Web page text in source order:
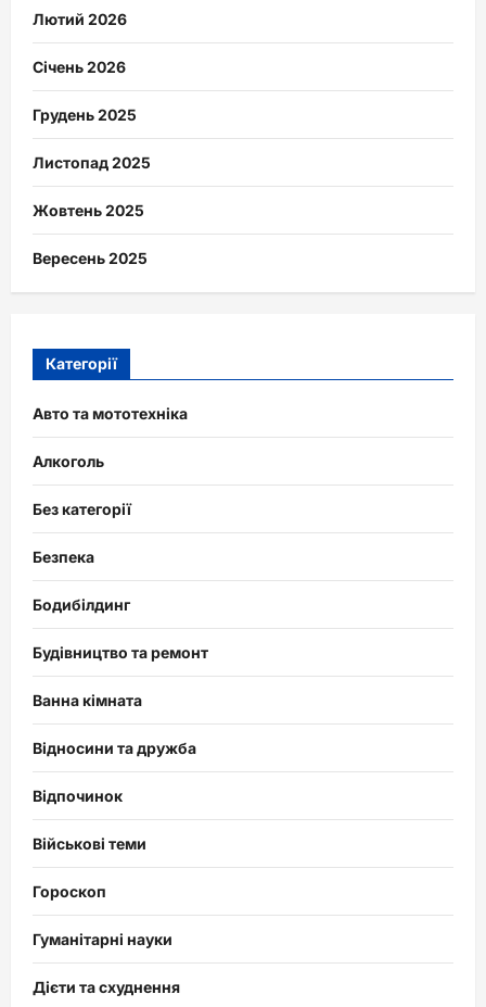
Лютий 2026
Січень 2026
Грудень 2025
Листопад 2025
Жовтень 2025
Вересень 2025
Категорії
Авто та мототехніка
Алкоголь
Без категорії
Безпека
Бодибілдинг
Будівництво та ремонт
Ванна кімната
Відносини та дружба
Відпочинок
Військові теми
Гороскоп
Гуманітарні науки
Дієти та схуднення